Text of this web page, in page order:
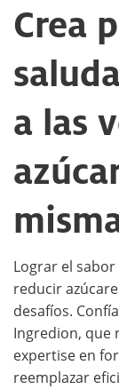
Crea
a las
Lograr el
reducir
desafíos.
Ingredion, que
expertise en
reemplazar